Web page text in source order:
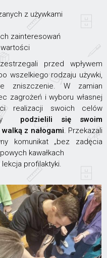
z używkami
zainteresowań
przed wpływem
wszelkiego rodzaju używki,
zniszczenie. W zamian
zagrożeń i wyboru własnej
realizacji swoich celów
podzielili się swoim
walką z nałogami. Przekazali
komunikat „bez zadęcia
kawałkach
lekcja profilaktyki.